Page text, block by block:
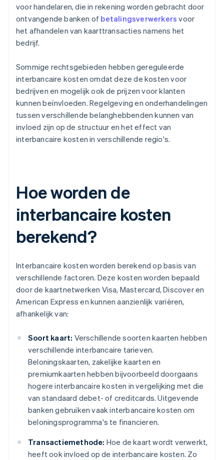
voor handelaren, die in rekening worden gebracht door
ontvangende banken of betalingsverwerkers voor
het afhandelen van kaarttransacties namens het
bedrijf.
Sommige rechtsgebieden hebben gereguleerde
interbancaire kosten omdat deze de kosten voor
bedrijven en mogelijk ook de prijzen voor klanten
kunnen beïnvloeden. Regelgeving en onderhandelingen
tussen verschillende belanghebbenden kunnen van
invloed zijn op de structuur en het effect van
interbancaire kosten in verschillende regio's.
Hoe worden de
interbancaire kosten
berekend?
Interbancaire kosten worden berekend op basis van
verschillende factoren. Deze kosten worden bepaald
door de kaartnetwerken Visa, Mastercard, Discover en
American Express en kunnen aanzienlijk variëren,
afhankelijk van:
Soort kaart: Verschillende soorten kaarten hebben
verschillende interbancaire tarieven.
Beloningskaarten, zakelijke kaarten en
premiumkaarten hebben bijvoorbeeld doorgaans
hogere interbancaire kosten in vergelijking met die
van standaard debet- of creditcards. Uitgevende
banken gebruiken vaak interbancaire kosten om
beloningsprogramma's te financieren.
Transactiemethode: Hoe de kaart wordt verwerkt,
heeft ook invloed op de interbancaire kosten. Zo